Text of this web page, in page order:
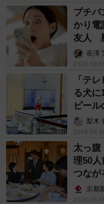
プチ
かり電
友人
解説】
長澤
「テ
る犬
ピー
梨木
太っ腹
理50
つなが
京都